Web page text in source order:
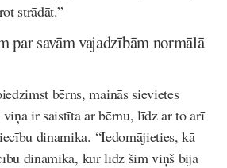
strādāt.”
par savām vajadzībām normālā
bērns, mainās sievietes
ir saistīta ar bērnu, līdz ar to arī
dinamika. “Iedomājieties, kā
dinamikā, kur līdz šim viņš bija